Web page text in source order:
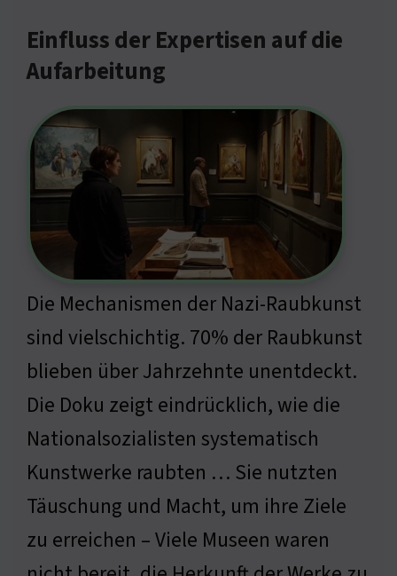
Einfluss der Expertisen auf die
Aufarbeitung
Die Mechanismen der Nazi-Raubkunst
sind vielschichtig. 70% der Raubkunst
blieben über Jahrzehnte unentdeckt.
Die Doku zeigt eindrücklich, wie die
Nationalsozialisten systematisch
Kunstwerke raubten … Sie nutzten
Täuschung und Macht, um ihre Ziele
zu erreichen – Viele Museen waren